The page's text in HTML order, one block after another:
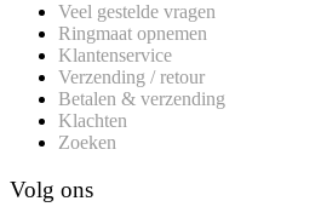
Veel gestelde vragen
Ringmaat opnemen
Klantenservice
Verzending / retour
Betalen & verzending
Klachten
Zoeken
Volg ons